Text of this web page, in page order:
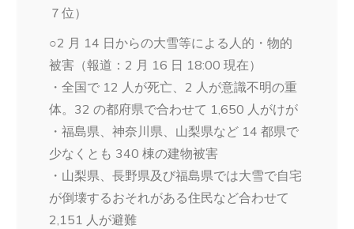
７位）
○2 月 14 日からの大雪等による人的・物的
被害（報道：2 月 16 日 18:00 現在）
・全国で 12 人が死亡、2 人が意識不明の重
体。32 の都府県で合わせて 1,650 人がけが
・福島県、神奈川県、山梨県など 14 都県で
少なくとも 340 棟の建物被害
・山梨県、長野県及び福島県では大雪で自宅
が倒壊するおそれがある住民など合わせて
2,151 人が避難